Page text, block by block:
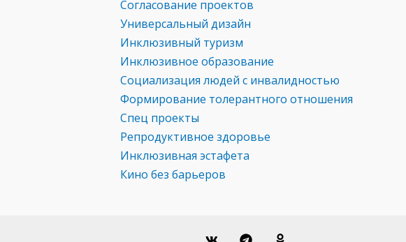
Согласование проектов
Универсальный дизайн
Инклюзивный туризм
Инклюзивное образование
Социализация людей с инвалидностью
Формирование толерантного отношения
Спец проекты
Репродуктивное здоровье
Инклюзивная эстафета
Кино без барьеров